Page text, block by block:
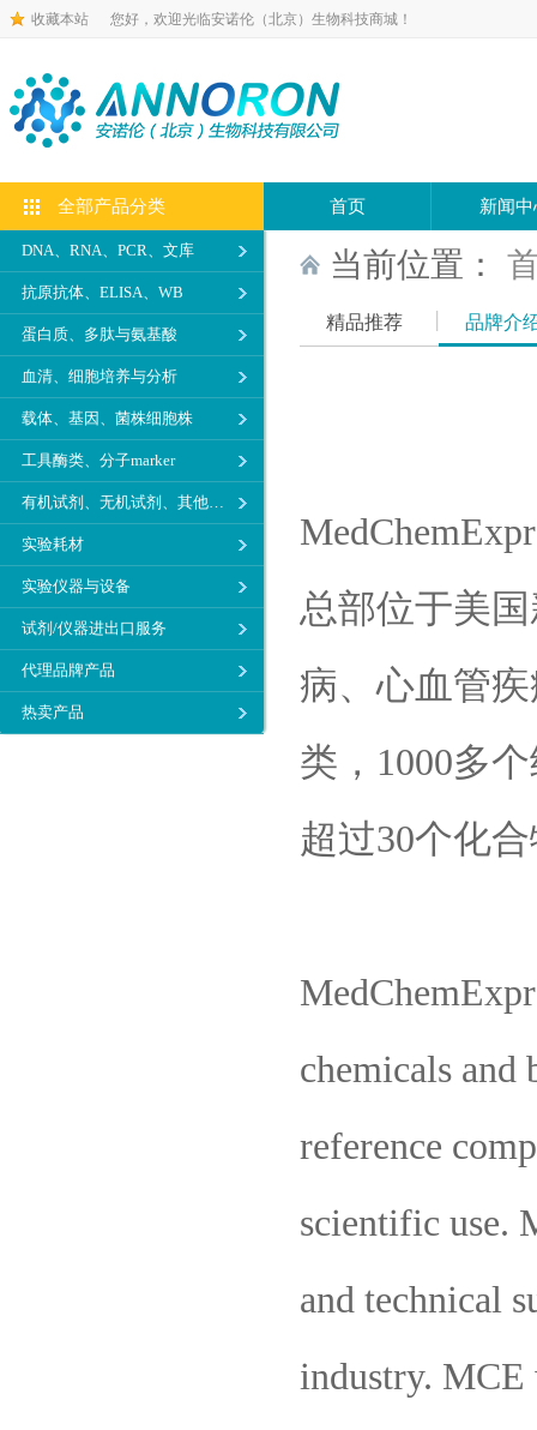
收藏本站 您好，欢迎光临安诺伦（北京）生物科技商城！
全部产品分类
DNA、RNA、PCR、文库
抗原抗体、ELISA、WB
蛋白质、多肽与氨基酸
血清、细胞培养与分析
载体、基因、菌株细胞株
工具酶类、分子marker
有机试剂、无机试剂、其他生化试剂
实验耗材
实验仪器与设备
试剂/仪器进出口服务
代理品牌产品
热卖产品
首页 新闻中
当前位置：
精品推荐 品牌介
总部位于美
病、心血管
类，1000多
超过30个化
chemicals and
reference
scientific use.
and technical
industry. MCE